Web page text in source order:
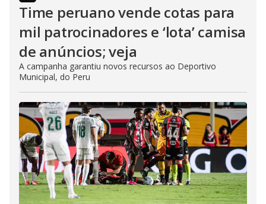
Time peruano vende cotas para
mil patrocinadores e ‘lota’ camisa
de anúncios; veja
A campanha garantiu novos recursos ao Deportivo
Municipal, do Peru